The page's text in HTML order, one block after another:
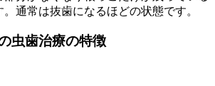
。通常は抜歯になるほどの状態です。
虫歯治療の特徴